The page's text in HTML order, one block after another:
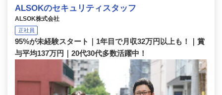
ALSOKのセキュリティスタッフ
ALSOK株式会社
正社員
95%が未経験スタート｜1年目で月収32万円以上も！｜賞
与平均137万円｜20代30代多数活躍中！